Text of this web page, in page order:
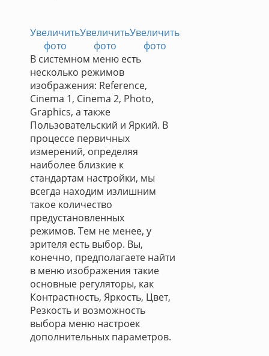
Увеличить
фото
Увеличить
фото
Увеличить
фото
В системном меню есть
несколько режимов
изображения: Reference,
Cinema 1, Cinema 2, Photo,
Graphics, а также
Пользовательский и Яркий. В
процессе первичных
измерений, определяя
наиболее близкие к
стандартам настройки, мы
всегда находим излишним
такое количество
предустановленных
режимов. Тем не менее, у
зрителя есть выбор. Вы,
конечно, предполагаете найти
в меню изображения такие
основные регуляторы, как
Контрастность, Яркость, Цвет,
Резкость и возможность
выбора меню настроек
дополнительных параметров.